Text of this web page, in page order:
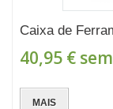
Caixa de
40,95 €
MAIS